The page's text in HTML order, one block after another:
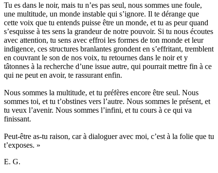
Tu es dans le noir, mais tu n’es pas seul, nous sommes une foule,
une multitude, un monde instable qui s’ignore. Il te dérange que
cette voix que tu entends puisse être un monde, et tu as peur quand
s’esquisse à tes sens la grandeur de notre pouvoir. Si tu nous écoutes
avec attention, tu sens avec effroi les formes de ton monde et leur
indigence, ces structures branlantes grondent en s’effritant, tremblent
en couvrant le son de nos voix, tu retournes dans le noir et y
tâtonnes à la recherche d’une issue autre, qui pourrait mettre fin à ce
qui ne peut en avoir, te rassurant enfin.
Nous sommes la multitude, et tu préfères encore être seul. Nous
sommes toi, et tu t’obstines vers l’autre. Nous sommes le présent, et
tu veux l’avenir. Nous sommes l’infini, et tu cours à ce qui va
finissant.
Peut-être as-tu raison, car à dialoguer avec moi, c’est à la folie que tu
t’exposes. »
E. G.